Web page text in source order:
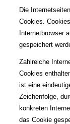
Die
Cookies.
Internetbrowser
gespeichert
Zahlreiche
Cookies
ist eine
Zeichenfolge,
konkreten
das Cookie